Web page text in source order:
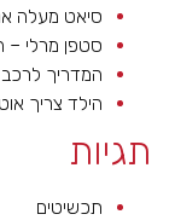
סיאט מעלה
סטפן מרלי –
המדריך לרכב
הילד צריך
תגיות
תכשיטים